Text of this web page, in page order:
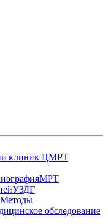
клиник ЦМРТ
МРТ
УЗДГ
Методы
обследование